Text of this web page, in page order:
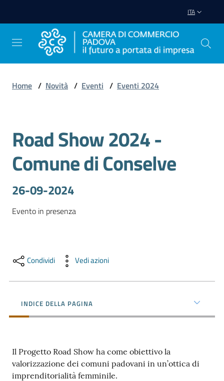
ITA
Gestire
Impresa
Promuovere
Impresa
Tutelare
Consumatore
Impresa
Digitale
Home / Novità / Eventi / Eventi 2024
Salta al contenuto
Road Show 2024 -
Comune di Conselve
26-09-2024
Evento in presenza
Condividi Vedi azioni
INDICE DELLA PAGINA
Il Progetto Road Show ha come obiettivo la
valorizzazione dei comuni padovani in un’ottica di
imprenditorialità femminile.